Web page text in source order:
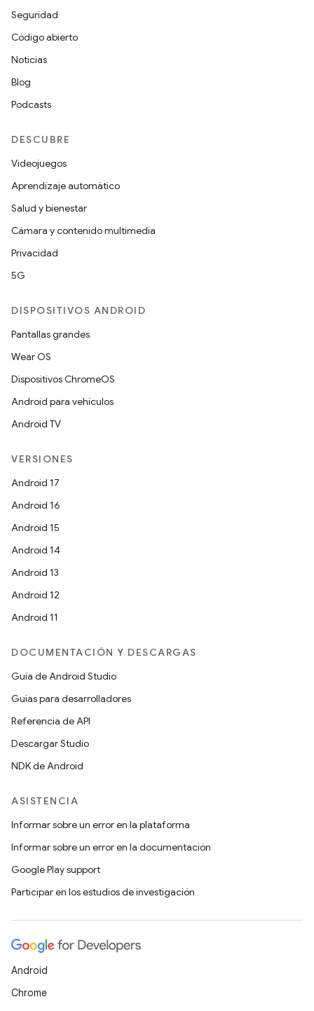
Seguridad
Código abierto
Noticias
Blog
Podcasts
DESCUBRE
Videojuegos
Aprendizaje automático
Salud y bienestar
Cámara y contenido multimedia
Privacidad
5G
DISPOSITIVOS ANDROID
Pantallas grandes
Wear OS
Dispositivos ChromeOS
Android para vehículos
Android TV
VERSIONES
Android 17
Android 16
Android 15
Android 14
Android 13
Android 12
Android 11
DOCUMENTACIÓN Y DESCARGAS
Guía de Android Studio
Guías para desarrolladores
Referencia de API
Descargar Studio
NDK de Android
ASISTENCIA
Informar sobre un error en la plataforma
Informar sobre un error en la documentación
Google Play support
Participar en los estudios de investigación
Android
Chrome